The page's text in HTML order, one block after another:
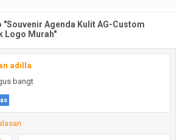
"Souvenir Agenda Kulit AG-Custom
Logo Murah"
adilla
bangt